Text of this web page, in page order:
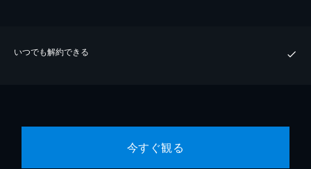
いつでも解約できる
今すぐ観る